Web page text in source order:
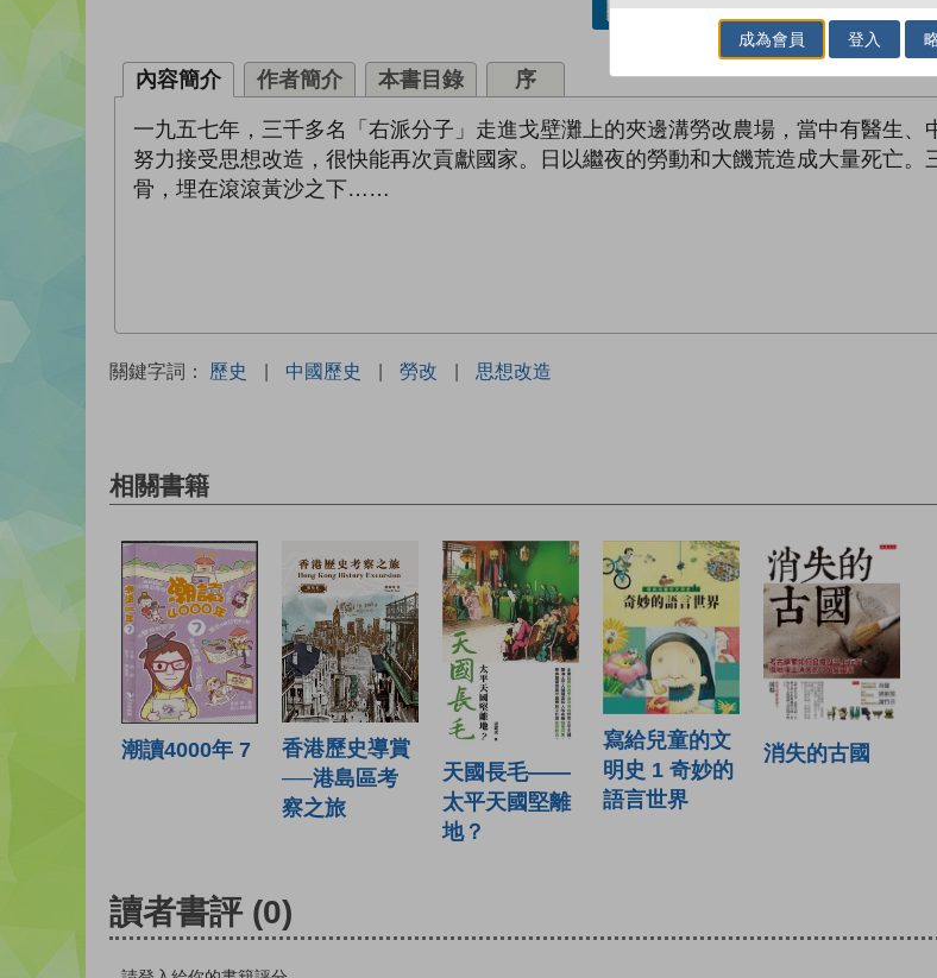
借閱實體書
內容簡介 作者簡介 本書目錄 序
一九五七年，三千多名「右派分子」走進戈壁灘上的夾邊溝勞改農場，當中有醫生
努力接受思想改造，很快能再次貢獻國家。日以繼夜的勞動和大饑荒造成大量死亡
骨，埋在滾滾黃沙之下……
關鍵字詞： 歷史 | 中國歷史 | 勞改 | 思想改造
相關書籍
潮讀4000年 7
香港歷史導賞
──港島區考
察之旅
天國長毛——
太平天國堅離
地？
寫給兒童的文
明史 1 奇妙的
語言世界
消失的古國
讀者書評 (0)
成為會員 登入